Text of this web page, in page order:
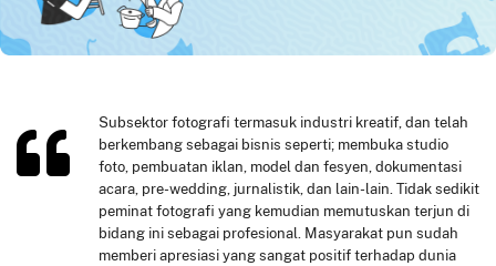
Subsektor fotografi termasuk industri kreatif, dan telah
berkembang sebagai bisnis seperti; membuka studio
foto, pembuatan iklan, model dan fesyen, dokumentasi
acara, pre-wedding, jurnalistik, dan lain-lain. Tidak sedikit
peminat fotografi yang kemudian memutuskan terjun di
bidang ini sebagai profesional. Masyarakat pun sudah
memberi apresiasi yang sangat positif terhadap dunia